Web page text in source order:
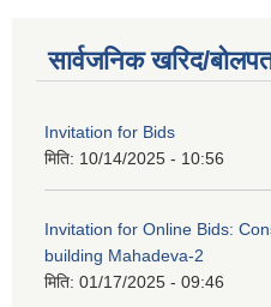
सार्वजनिक खरिद/
Invitation for Bids
मिति: 10/14/2025 - 10:56
Invitation for Online Bids:
building Mahadeva-2
मिति: 01/17/2025 - 09:46